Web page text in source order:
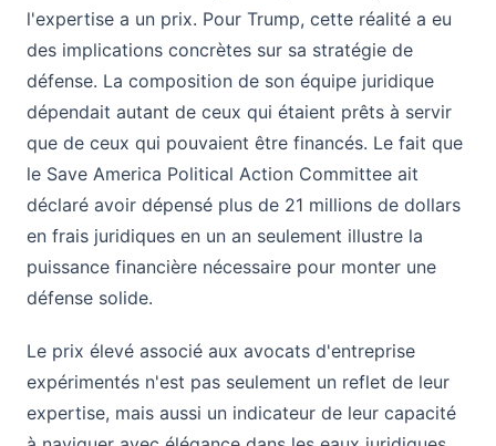
l'expertise a un prix. Pour Trump, cette réalité a eu
des implications concrètes sur sa stratégie de
défense. La composition de son équipe juridique
dépendait autant de ceux qui étaient prêts à servir
que de ceux qui pouvaient être financés. Le fait que
le Save America Political Action Committee ait
déclaré avoir dépensé plus de 21 millions de dollars
en frais juridiques en un an seulement illustre la
puissance financière nécessaire pour monter une
défense solide.
Le prix élevé associé aux avocats d'entreprise
expérimentés n'est pas seulement un reflet de leur
expertise, mais aussi un indicateur de leur capacité